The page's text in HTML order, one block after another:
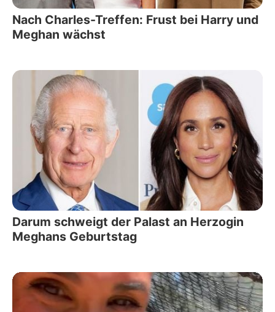
Nach Charles-Treffen: Frust bei Harry und
Meghan wächst
Darum schweigt der Palast an Herzogin
Meghans Geburtstag